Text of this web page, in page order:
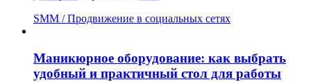
SMM / Продвижение в социальных сетях
Маникюрное оборудование: как выбрать
удобный и практичный стол для работы